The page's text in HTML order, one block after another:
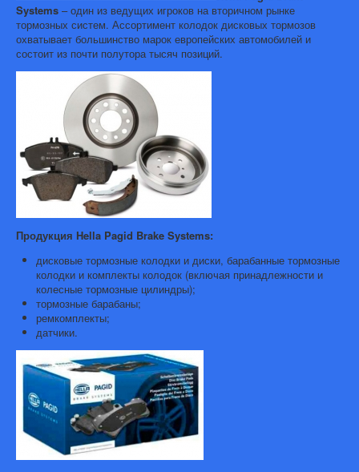
Systems – один из ведущих игроков на вторичном рынке
тормозных систем. Ассортимент колодок дисковых тормозов
охватывает большинство марок европейских автомобилей и
состоит из почти полутора тысяч позиций.
Продукция Hella Pagid Brake Systems:
дисковые тормозные колодки и диски, барабанные тормозные
колодки и комплекты колодок (включая принадлежности и
колесные тормозные цилиндры);
тормозные барабаны;
ремкомплекты;
датчики.